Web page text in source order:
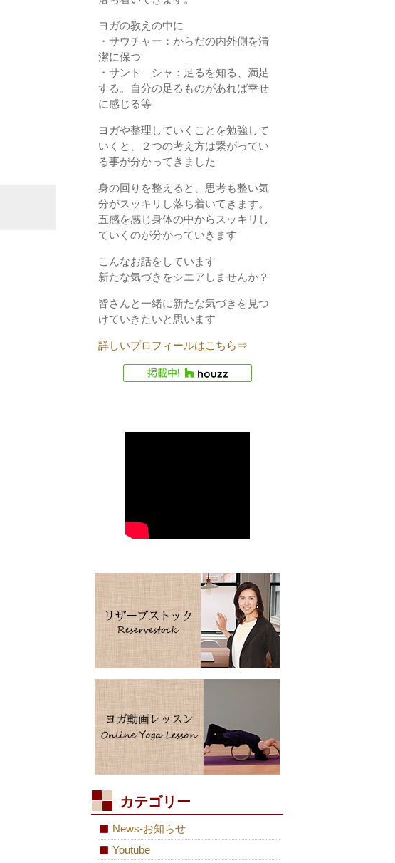
ヨガの教えの中に
・サウチャー：からだの内外側を清
潔に保つ
・サント―シャ：足るを知る、満足
する。自分の足るものがあれば幸せ
に感じる等
ヨガや整理していくことを勉強して
いくと、２つの考え方は繋がってい
る事が分かってきました
身の回りを整えると、思考も整い気
分がスッキリし落ち着いてきます。
五感を感じ身体の中からスッキリし
ていくのが分かっていきます
こんなお話をしています
新たな気づきをシエアしませんか？
皆さんと一緒に新たな気づきを見つ
けていきたいと思います
詳しいプロフィールはこちら⇒
カテゴリー
News-お知らせ
Youtube